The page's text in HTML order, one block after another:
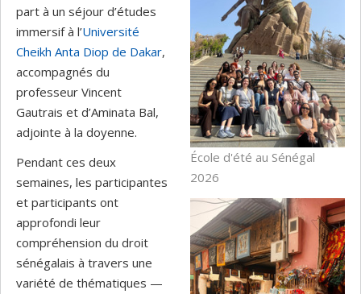
École d'été au Sénégal
2026
part à un séjour d’études
immersif à l’Université
Cheikh Anta Diop de Dakar,
accompagnés du
professeur Vincent
Gautrais et d’Aminata Bal,
adjointe à la doyenne.
Pendant ces deux
semaines, les participantes
et participants ont
approfondi leur
compréhension du droit
sénégalais à travers une
variété de thématiques —